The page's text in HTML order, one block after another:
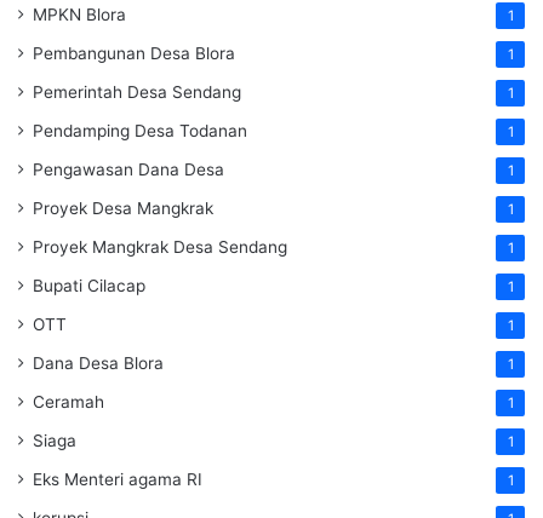
MPKN Blora 1
Pembangunan Desa Blora 1
Pemerintah Desa Sendang 1
Pendamping Desa Todanan 1
Pengawasan Dana Desa 1
Proyek Desa Mangkrak 1
Proyek Mangkrak Desa Sendang 1
Bupati Cilacap 1
OTT 1
Dana Desa Blora 1
Ceramah 1
Siaga 1
Eks Menteri agama RI 1